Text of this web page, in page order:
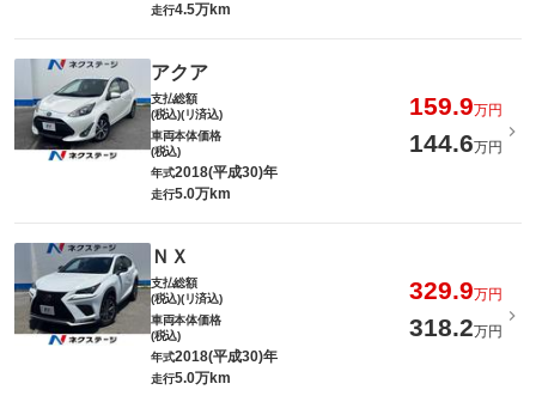
走行4.5万km
アクア
支払総額
(税込)(リ済込)
159.9万円
車両本体価格
(税込)
144.6万円
年式2018(平成30)年
走行5.0万km
ＮＸ
支払総額
(税込)(リ済込)
329.9万円
車両本体価格
(税込)
318.2万円
年式2018(平成30)年
走行5.0万km